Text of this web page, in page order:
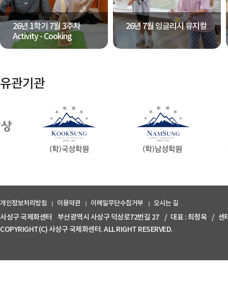
26년 1학기 7월 3주차
Activity - Cooking
26년 7월 잉글리시 뮤지컬
유관기관
개인정보처리방침 이용약관 이메일무단수집거부 오시는 길
사상구 국제화센터 부산광역시 사상구 덕상로72번길 27 / 대표 : 최정욱 / 센
COPYRIGHT(C) 사상구 국제화센터. ALL RIGHT RESERVED.